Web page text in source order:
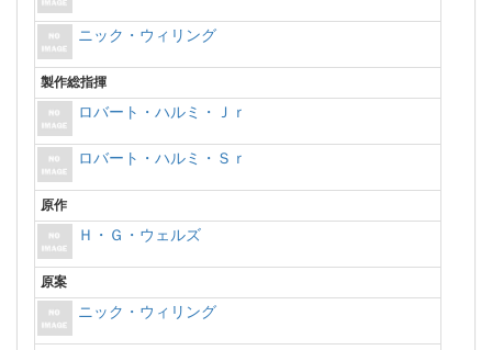
ニック・ウィリング
製作総指揮
ロバート・ハルミ・Ｊｒ
ロバート・ハルミ・Ｓｒ
原作
Ｈ・Ｇ・ウェルズ
原案
ニック・ウィリング